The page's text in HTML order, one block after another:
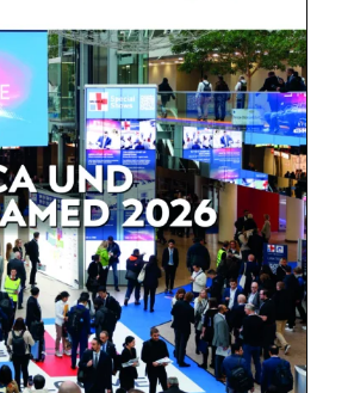
Newsletter
aktuell informiert.